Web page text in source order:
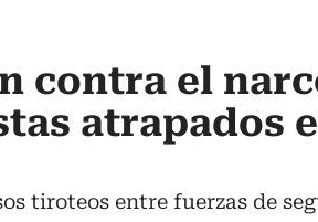
contra el
atrapados
tiroteos entre fuerzas de